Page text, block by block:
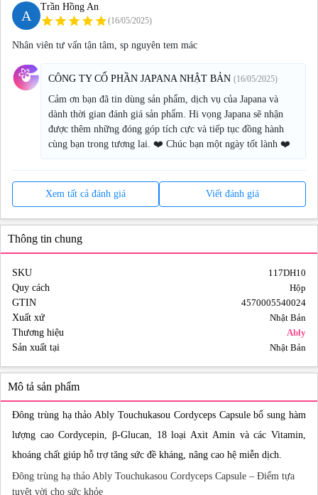
A
Trần Hồng An
star star star star star(16/05/2025)
Nhân viên tư vấn tận tâm, sp nguyên tem mác
CÔNG TY CỔ PHẦN JAPANA NHẬT BẢN (16/05/2025)
Cảm ơn bạn đã tin dùng sản phẩm, dịch vụ của Japana và
dành thời gian đánh giá sản phẩm. Hi vọng Japana sẽ nhận
được thêm những đóng góp tích cực và tiếp tục đồng hành
cùng bạn trong tương lai. ❤️ Chúc bạn một ngày tốt lành ❤️
Xem tất cả đánh giá Viết đánh giá
Thông tin chung
SKU
117DH10
Quy cách
Hộp
GTIN
4570005540024
Xuất xứ
Nhật Bản
Thương hiệu
Ably
Sản xuất tại
Nhật Bản
Mô tả sản phẩm
Đông trùng hạ thảo Ably Touchukasou Cordyceps Capsule bổ sung hàm
lượng cao Cordycepin, β-Glucan, 18 loại Axit Amin và các Vitamin,
khoáng chất giúp hỗ trợ tăng sức đề kháng, nâng cao hệ miễn dịch.
Đông trùng hạ thảo Ably Touchukasou Cordyceps Capsule – Điểm tựa
tuyệt vời cho sức khỏe